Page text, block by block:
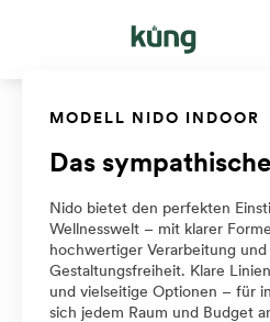
MODELL NIDO INDOOR
Das
Nido bietet den perfekten
Wellnesswelt – mit klarer
hochwertiger Verarbeitung
Gestaltungsfreiheit. Klare
und vielseitige Optionen – für
sich jedem Raum und Budget